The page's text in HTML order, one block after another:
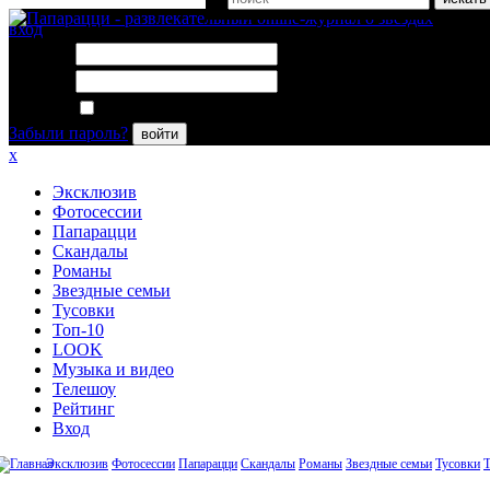
вход
Забыли пароль?
войти
x
Эксклюзив
Фотосессии
Папарацци
Скандалы
Романы
Звездные семьи
Тусовки
Топ-10
LOOK
Музыка и видео
Телешоу
Рейтинг
Вход
Эксклюзив Фотосессии Папарацци Скандалы Романы Звездные семьи Тусовки